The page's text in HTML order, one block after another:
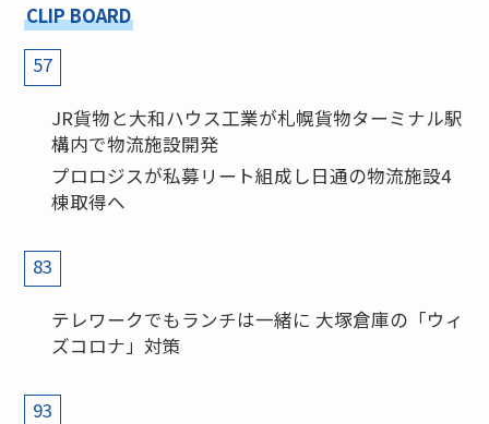
CLIP BOARD
57
JR貨物と大和ハウス工業が札幌貨物ターミナル駅
構内で物流施設開発
プロロジスが私募リート組成し日通の物流施設4
棟取得へ
83
テレワークでもランチは一緒に 大塚倉庫の「ウィ
ズコロナ」対策
93